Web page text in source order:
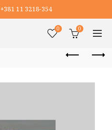
+381 11 3218-354
0 0